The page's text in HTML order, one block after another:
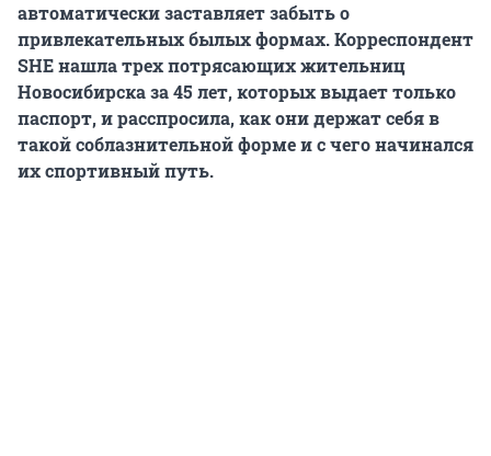
автоматически заставляет забыть о
привлекательных былых формах. Корреспондент
SHE нашла трех потрясающих жительниц
Новосибирска за 45 лет, которых выдает только
паспорт, и расспросила, как они держат себя в
такой соблазнительной форме и с чего начинался
их спортивный путь.